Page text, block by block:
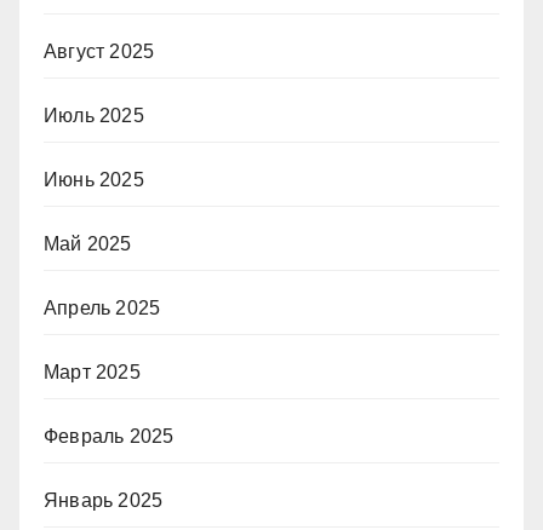
Август 2025
Июль 2025
Июнь 2025
Май 2025
Апрель 2025
Март 2025
Февраль 2025
Январь 2025